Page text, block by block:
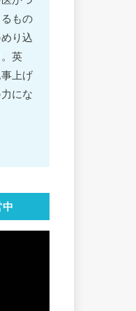
もの
り込
英
上げ
にな
中